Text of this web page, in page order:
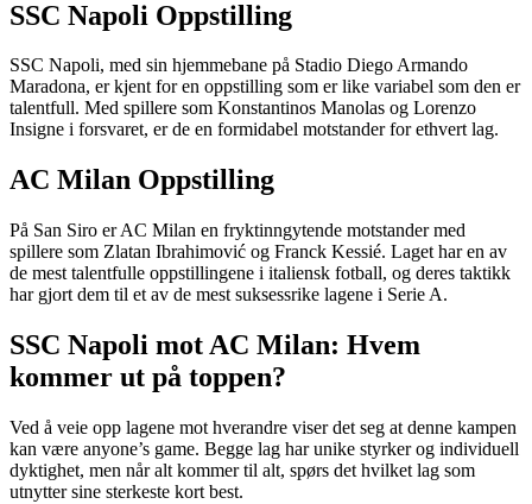
SSC Napoli Oppstilling
SSC Napoli, med sin hjemmebane på Stadio Diego Armando
Maradona, er kjent for en oppstilling som er like variabel som den er
talentfull. Med spillere som Konstantinos Manolas og Lorenzo
Insigne i forsvaret, er de en formidabel motstander for ethvert lag.
AC Milan Oppstilling
På San Siro er AC Milan en fryktinngytende motstander med
spillere som Zlatan Ibrahimović og Franck Kessié. Laget har en av
de mest talentfulle oppstillingene i italiensk fotball, og deres taktikk
har gjort dem til et av de mest suksessrike lagene i Serie A.
SSC Napoli mot AC Milan: Hvem
kommer ut på toppen?
Ved å veie opp lagene mot hverandre viser det seg at denne kampen
kan være anyone’s game. Begge lag har unike styrker og individuell
dyktighet, men når alt kommer til alt, spørs det hvilket lag som
utnytter sine sterkeste kort best.